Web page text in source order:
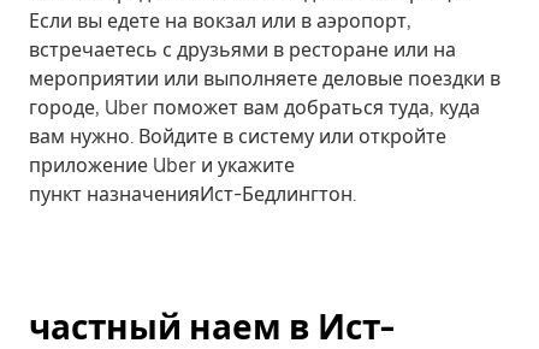
Если вы едете на вокзал или в аэропорт,
встречаетесь с друзьями в ресторане или на
мероприятии или выполняете деловые поездки в
городе, Uber поможет вам добраться туда, куда
вам нужно. Войдите в систему или откройте
приложение Uber и укажите
пункт назначенияИст-Бедлингтон.
частный наем в Ист-